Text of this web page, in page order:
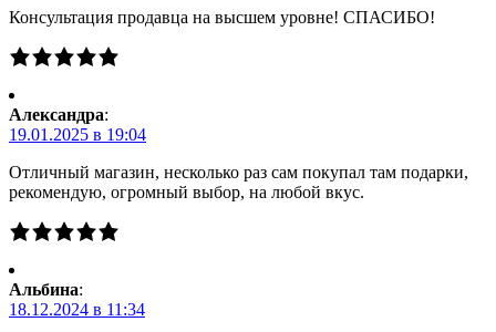
Консультация продавца на высшем уровне! СПАСИБО!
Александра:
19.01.2025 в 19:04
Отличный магазин, несколько раз сам покупал там подарки,
рекомендую, огромный выбор, на любой вкус.
Альбина:
18.12.2024 в 11:34